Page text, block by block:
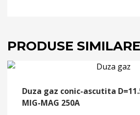
PRODUSE SIMILARE
Duza gaz conic-ascutita
MIG-MAG 250A